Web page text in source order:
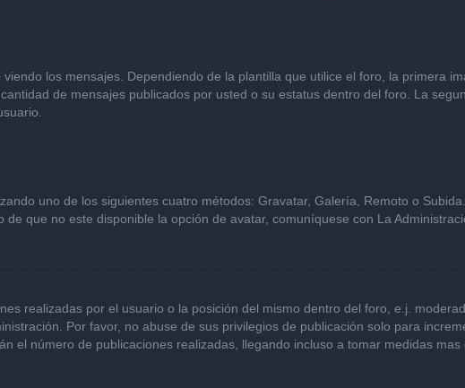
los mensajes. Dependiendo de la plantilla que utilice el foro, la primera
de mensajes publicados por usted o su estatus dentro del foro. La
uno de los siguientes cuatro métodos: Gravatar, Galería, Remoto o
que no este disponible la opción de avatar, comuníquese con La
realizadas por el usuario o la posición del mismo dentro del foro, e.j.
Por favor, no abuse de sus privilegios de publicación solo para
el número de publicaciones realizadas, llegando incluso a tomar medidas